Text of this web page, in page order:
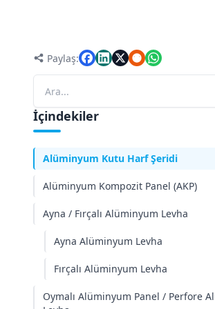
Paylaş:
İçindekiler
Genel bakış
Reklam Sektöründe Alüminyumun
Reklam Tabelaları için Alüminyum
Alüminyum Kutu Harf Şeridi
Alüminyum Kompozit Panel (AKP)
Ayna / Fırçalı Alüminyum Levha
Ayna Alüminyum Levha
Fırçalı Alüminyum Levha
Oymalı Alüminyum Panel / Perfore